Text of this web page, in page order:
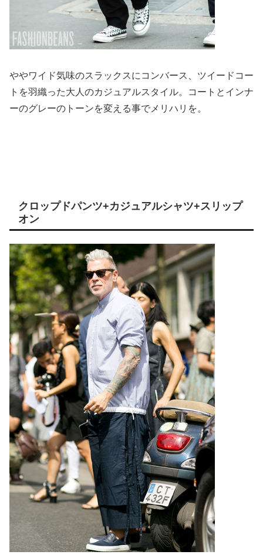
ややワイド気味のスラックスにコンバース、ツイードコー
トを羽織った大人のカジュアルスタイル。コートとインナ
ーのグレーのトーンを変える事でメリハリを。
クロップドパンツ+カジュアルシャツ+スリップ
オン